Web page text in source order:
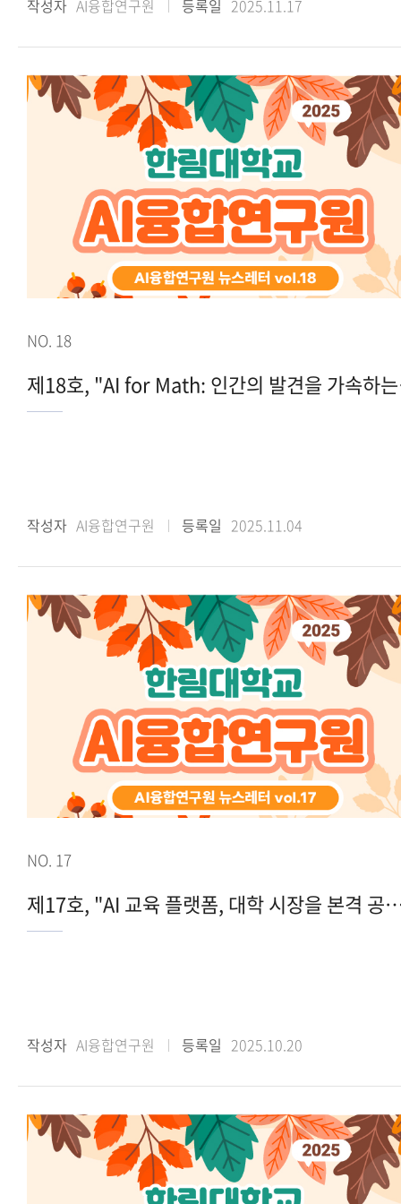
작성자 AI융합연구원 등록일 2025.11.17
NO. 18
제
작성자 AI융합연구원 등록일 2025.11.04
NO. 17
제17호, "AI 교육 플랫폼,
작성자 AI융합연구원 등록일 2025.10.20